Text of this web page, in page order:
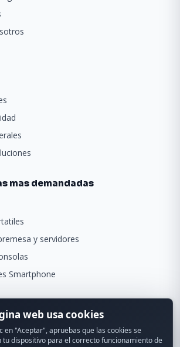
mas demandadas
y servidores
Smartphone
y novedades.
web usa cookies
en "Aceptar", apruebas que las cookies se
tu dispositivo para el correcto funcionamiento de